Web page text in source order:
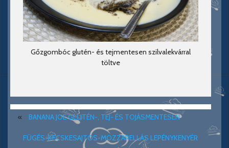
Gőzgombóc glutén- és tejmentesen szilvalekvárral
töltve
« BANANA JOE GLUTÉN-, TEJ- ÉS TOJÁSMENTESEN
FÜGÉS-KECSKESAJTOS-MOZZARELLÁS LEPÉNYKENYÉR